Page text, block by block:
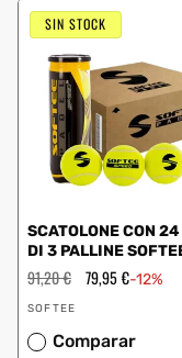
SIN STOCK
SCATOLONE CON
DI 3 PALLINE
SPEED
Prezzo
regolare
91,20 € Prezzo
scontato
79,95 €-12%
Fornitore:
SOFTEE
Comparar